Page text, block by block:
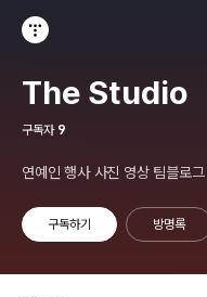
The Studio
구독자 9
구독하기 방명록